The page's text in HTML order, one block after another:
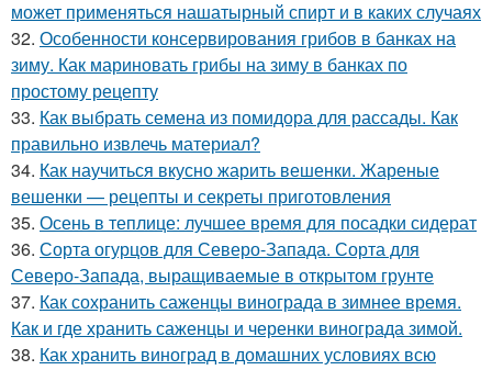
может применяться нашатырный спирт и в каких случаях
32. Особенности консервирования грибов в банках на
зиму. Как мариновать грибы на зиму в банках по
простому рецепту
33. Как выбрать семена из помидора для рассады. Как
правильно извлечь материал?
34. Как научиться вкусно жарить вешенки. Жареные
вешенки — рецепты и секреты приготовления
35. Осень в теплице: лучшее время для посадки сидерат
36. Сорта огурцов для Северо-Запада. Сорта для
Северо-Запада, выращиваемые в открытом грунте
37. Как сохранить саженцы винограда в зимнее время.
Как и где хранить саженцы и черенки винограда зимой.
38. Как хранить виноград в домашних условиях всю